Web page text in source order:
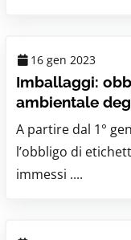
16 gen 2023
Imballaggi:
ambientale
A partire dal 1°
l’obbligo di
immessi ....